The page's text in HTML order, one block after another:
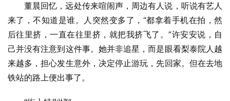
董晨回忆，远处传来喧闹声，周边有人说，听说有艺人
来了，不知道是谁。人突然变多了，“都拿着手机在拍，然
后往里挤，一直在往里挤，就把我挤飞了。”许安安说，自
己并没有注意到这件事。她并非追星，而是眼看梨泰院人越
来越多，担心发生意外，决定停止游玩，先回家。但在去地
铁站的路上便出事了。